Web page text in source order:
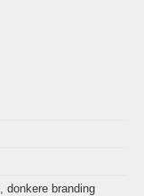
donkere branding